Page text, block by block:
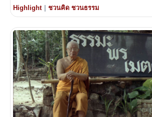
Highlight | ชวนคิด ชวนธรรม